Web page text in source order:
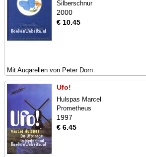
Silberschnur
2000
€ 10.45
Mit Auqarellen von Peter Dorn
Ufo!
Hulspas Marcel
Prometheus
1997
€ 6.45